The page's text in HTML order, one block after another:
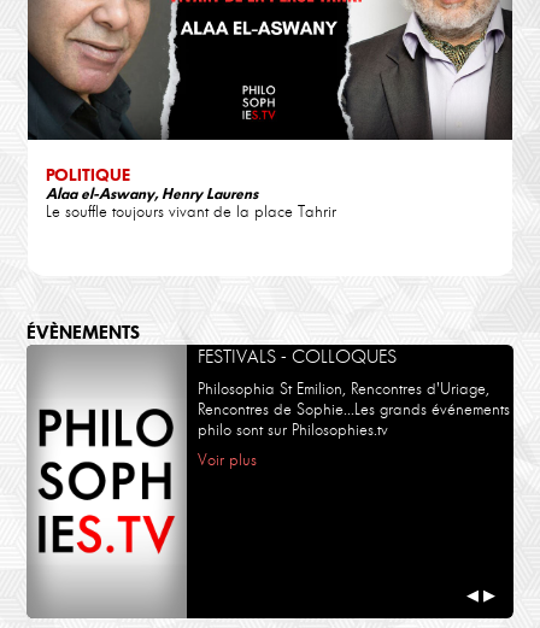
POLITIQUE
Alaa el-Aswany, Henry Laurens
Le souffle toujours vivant de la place Tahrir
ÉVÈNEMENTS
FESTIVALS - COLLOQUES
Philosophia St Emilion, Rencontres d'Uriage,
Rencontres de Sophie...Les grands événements
philo sont sur Philosophies.tv
Voir plus
◀ ▶